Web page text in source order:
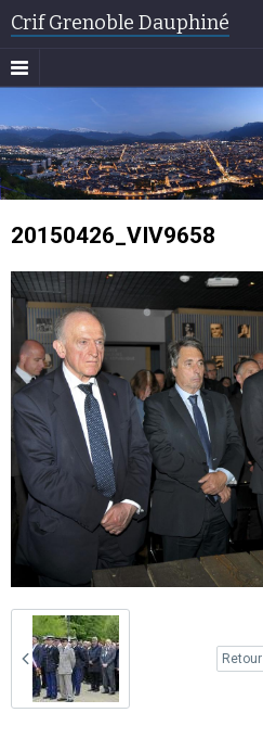
Crif Grenoble Dauphiné
20150426_VIV9658
Retour